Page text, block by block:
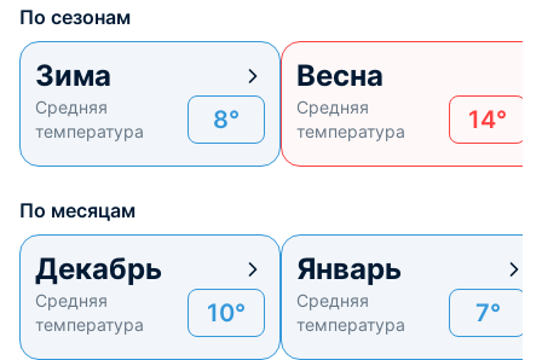
По сезонам
Зима
Средняя
температура
8°
Весна
Средняя
температура
14°
По месяцам
Декабрь
Средняя
температура
10°
Январь
Средняя
температура
7°